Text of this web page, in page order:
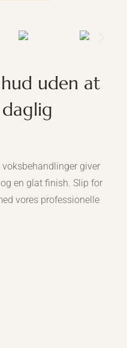
giver
en glat finish. Slip for
vores professionelle